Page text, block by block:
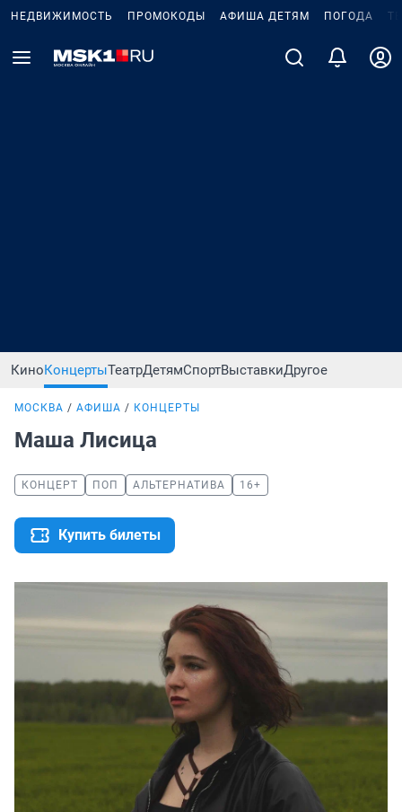
НЕДВИЖИМОСТЬ ПРОМОКОДЫ АФИША ДЕТЯМ ПОГОДА
КиноКонцертыТеатрДетямСпортВыставкиДругое
МОСКВА АФИША КОНЦЕРТЫ
Маша Лисица
КОНЦЕРТ ПОП АЛЬТЕРНАТИВА 16+
Купить билеты